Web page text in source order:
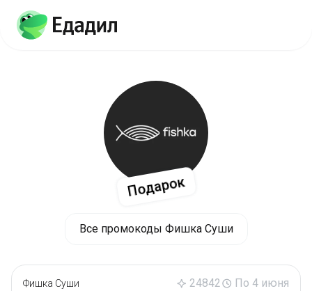
Подарок
Все промокоды Фишка Суши
Фишка Суши 24842 По 4 июня